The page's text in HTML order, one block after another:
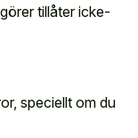
tillåter icke-
speciellt om du